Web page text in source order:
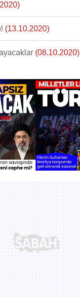
(13.10.2020)
(08.10.2020)